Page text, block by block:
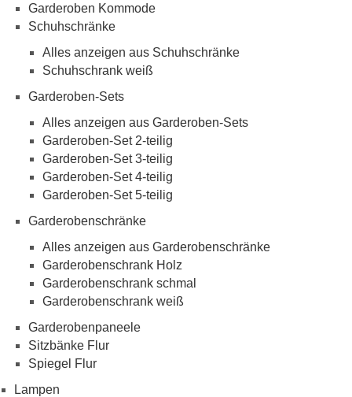
Garderoben Kommode
Schuhschränke
Alles anzeigen aus Schuhschränke
Schuhschrank weiß
Garderoben-Sets
Alles anzeigen aus Garderoben-Sets
Garderoben-Set 2-teilig
Garderoben-Set 3-teilig
Garderoben-Set 4-teilig
Garderoben-Set 5-teilig
Garderobenschränke
Alles anzeigen aus Garderobenschränke
Garderobenschrank Holz
Garderobenschrank schmal
Garderobenschrank weiß
Garderobenpaneele
Sitzbänke Flur
Spiegel Flur
Lampen